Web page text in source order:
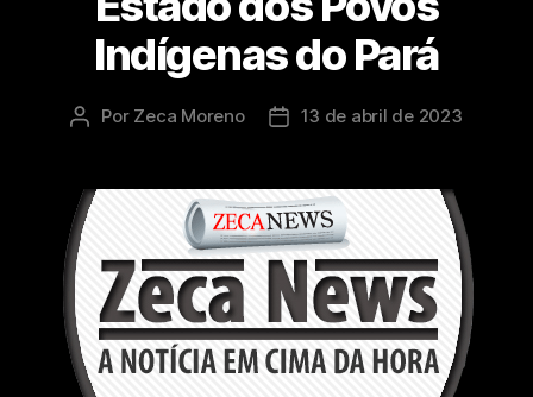
Indígenas do Pará
Por Zeca Moreno 13 de abril de 2023